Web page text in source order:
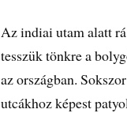
Az indiai utam alatt
tesszük tönkre a
az országban.
utcákhoz képest